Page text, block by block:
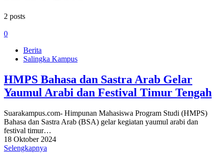
2 posts
0
Berita
Salingka Kampus
HMPS Bahasa dan Sastra Arab Gelar
Yaumul Arabi dan Festival Timur Tengah
Suarakampus.com- Himpunan Mahasiswa Program Studi (HMPS)
Bahasa dan Sastra Arab (BSA) gelar kegiatan yaumul arabi dan
festival timur…
18 Oktober 2024
Selengkapnya